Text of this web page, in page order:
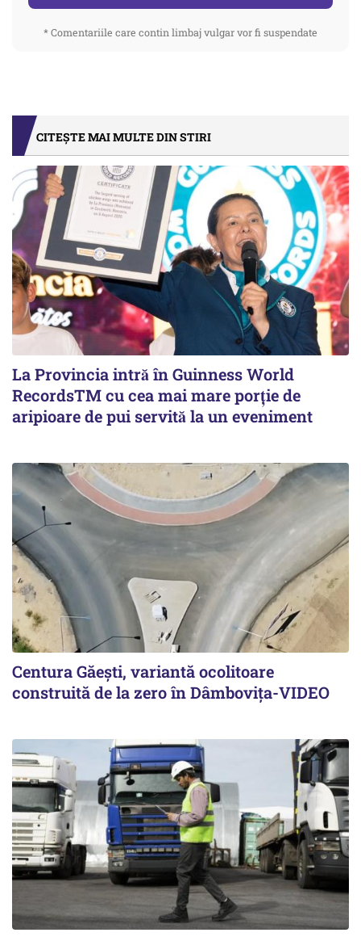
* Comentariile care contin limbaj vulgar vor fi suspendate
CITEȘTE MAI MULTE DIN STIRI
La Provincia intră în Guinness World
RecordsTM cu cea mai mare porție de
aripioare de pui servită la un eveniment
Centura Găești, variantă ocolitoare
construită de la zero în Dâmbovița-VIDEO